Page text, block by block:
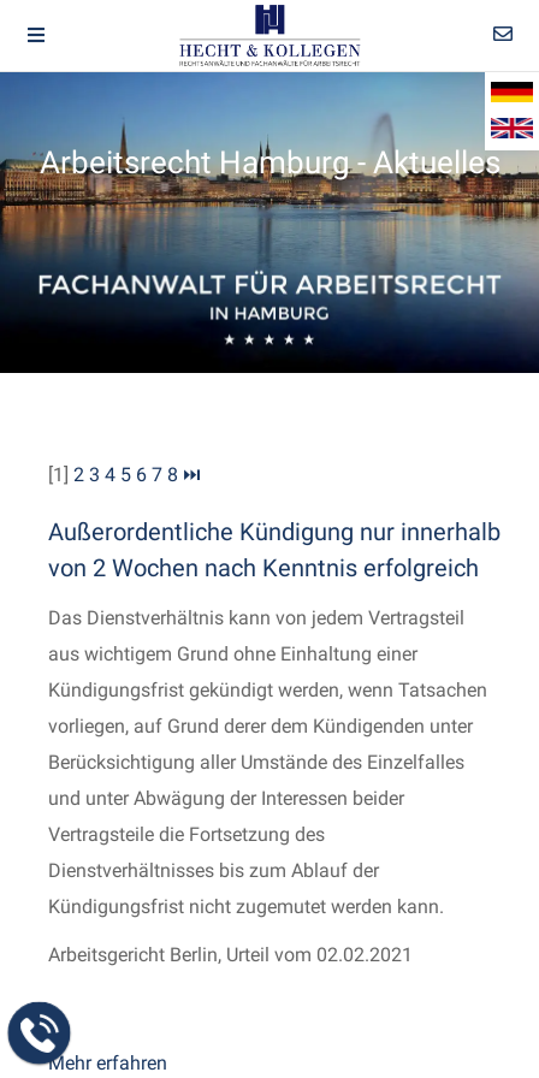
Arbeitsrecht Hamburg - Aktuelles
[1] 2 3 4 5 6 7 8 ⏭
Außerordentliche Kündigung nur innerhalb
von 2 Wochen nach Kenntnis erfolgreich
Das Dienstverhältnis kann von jedem Vertragsteil
aus wichtigem Grund ohne Einhaltung einer
Kündigungsfrist gekündigt werden, wenn Tatsachen
vorliegen, auf Grund derer dem Kündigenden unter
Berücksichtigung aller Umstände des Einzelfalles
und unter Abwägung der Interessen beider
Vertragsteile die Fortsetzung des
Dienstverhältnisses bis zum Ablauf der
Kündigungsfrist nicht zugemutet werden kann.
Arbeitsgericht Berlin, Urteil vom 02.02.2021
Mehr erfahren